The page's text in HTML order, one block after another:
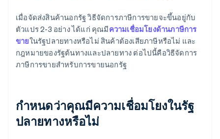
เมื่อจัดส่งสินค้านอกรัฐ วิธีจัดการภาษีการขายจะขึ้นอยู่กับ
ตัวแปร 2-3 อย่าง ได้แก่ คุณมีความเชื่อมโยงด้านภาษีการ
ขายในรัฐปลายทางหรือไม่ สินค้าต้องเสียภาษีหรือไม่ และ
กฎหมายของรัฐต้นทางและปลายทาง ต่อไปนี้คือวิธีจัดการ
ภาษีการขายสําหรับการขายนอกรัฐ
กําหนดว่าคุณมีความเชื่อมโยงในรัฐ
ปลายทางหรือไม่